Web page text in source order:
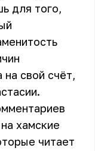
для того,
на свой счёт,
хамские
читает